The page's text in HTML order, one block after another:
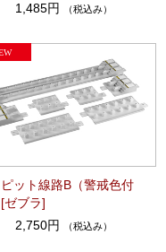
1,485円
（税込み）
ット線路B（警戒色付
ゼブラ]
2,750円
（税込み）